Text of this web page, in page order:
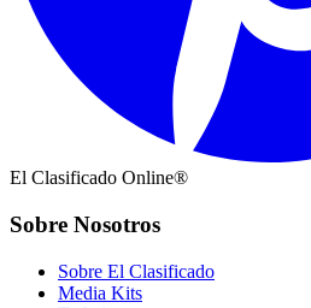
El Clasificado Online®
Sobre Nosotros
Sobre El Clasificado
Media Kits